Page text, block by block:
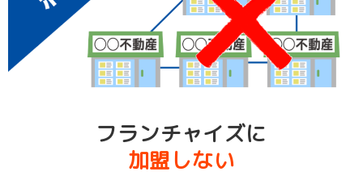
フランチャイズに
加盟しない